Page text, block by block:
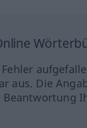
aus. Die